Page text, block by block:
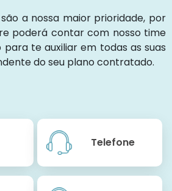
a nossa maior prioridade, por
poderá contar com nosso time
te auxiliar em todas as suas
do seu plano contratado.
Telefone